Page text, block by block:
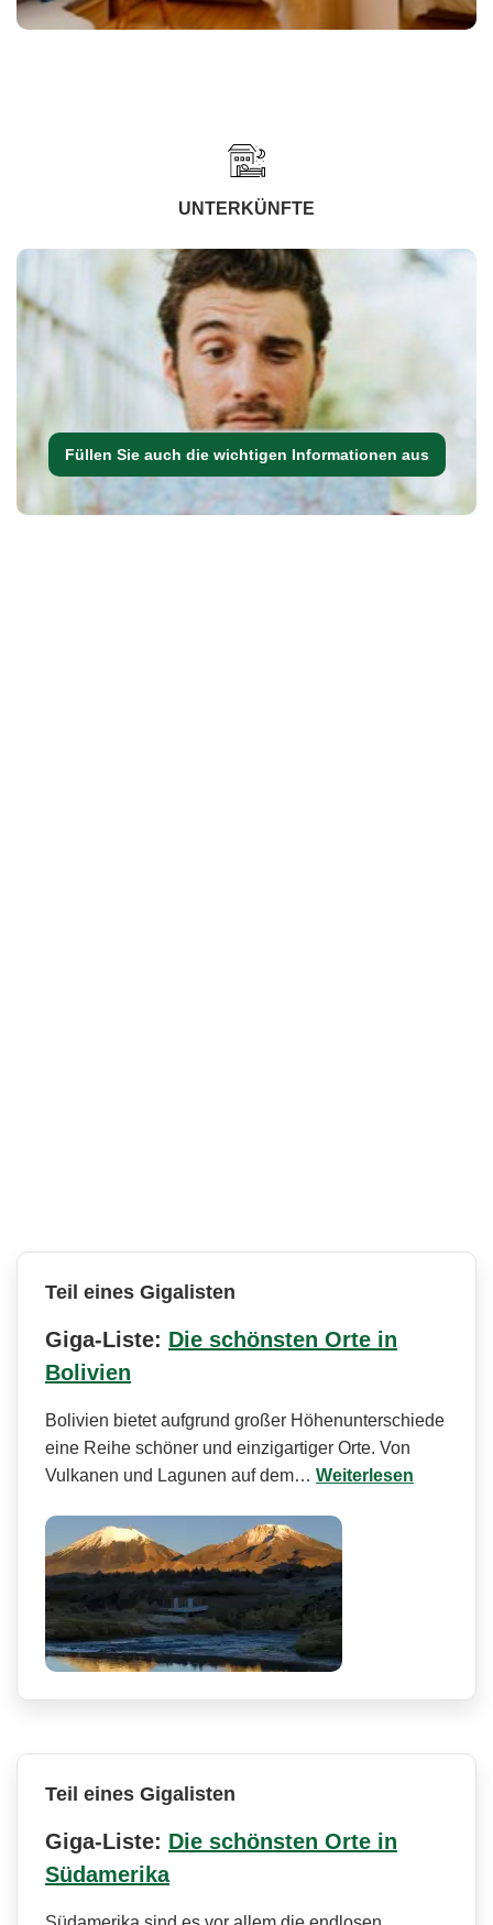
UNTERKÜNFTE
Füllen Sie auch die wichtigen Informationen aus
Teil eines Gigalisten
Giga-Liste: Die schönsten Orte in
Bolivien
Bolivien bietet aufgrund großer Höhenunterschiede
eine Reihe schöner und einzigartiger Orte. Von
Vulkanen und Lagunen auf dem… Weiterlesen
Teil eines Gigalisten
Giga-Liste: Die schönsten Orte in
Südamerika